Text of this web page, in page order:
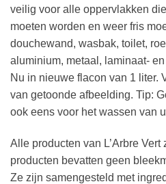
veilig voor alle oppervlakken
moeten worden en weer fris
douchewand, wasbak, toilet,
aluminium, metaal, laminaat-
Nu in nieuwe flacon van 1 liter.
van getoonde afbeelding. Tip:
ook eens voor het wassen van
Alle producten van L’Arbre
producten bevatten geen
Ze zijn samengesteld met